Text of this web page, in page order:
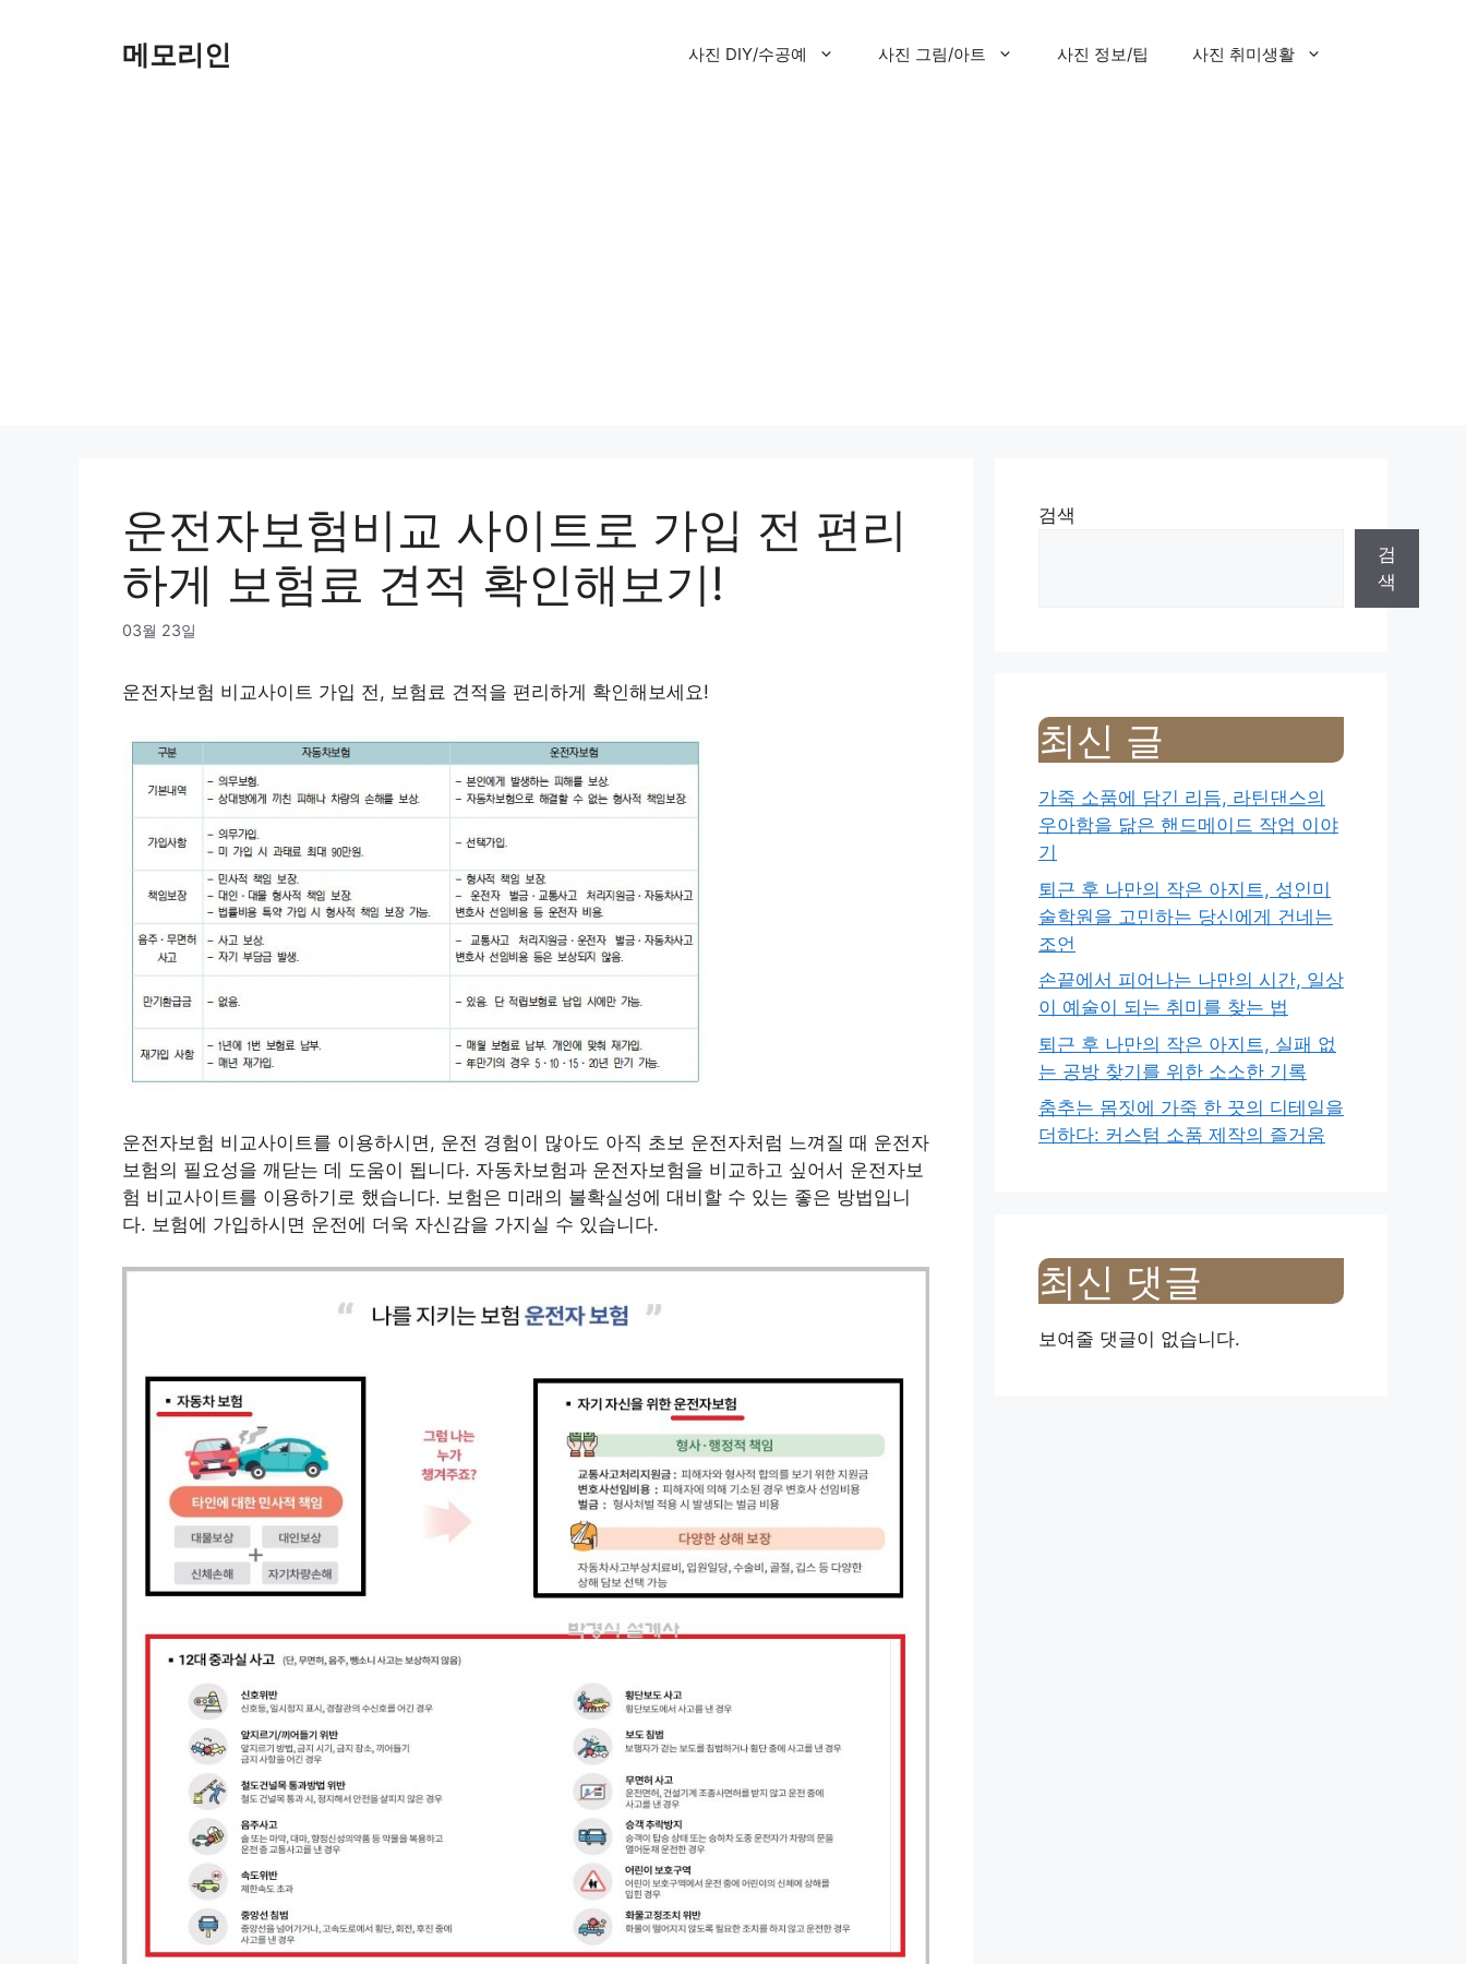
메모리인 사진 DIY/수공예 사진 그림/아트 사진 정보/팁 사진 취미생활
운전자보험비교 사이트로 가입 전 편리
하게 보험료 견적 확인해보기!
03월 23일
운전자보험 비교사이트 가입 전, 보험료 견적을 편리하게 확인해보세요!
운전자보험 비교사이트를 이용하시면, 운전 경험이 많아도 아직 초보 운전자처럼 느껴질 때 운전자
보험의 필요성을 깨닫는 데 도움이 됩니다. 자동차보험과 운전자보험을 비교하고 싶어서 운전자보
험 비교사이트를 이용하기로 했습니다. 보험은 미래의 불확실성에 대비할 수 있는 좋은 방법입니
다. 보험에 가입하시면 운전에 더욱 자신감을 가지실 수 있습니다.
검색
검
색
최신 글
가죽 소품에 담긴 리듬, 라틴댄스의
우아함을 닮은 핸드메이드 작업 이야
기
퇴근 후 나만의 작은 아지트, 성인미
술학원을 고민하는 당신에게 건네는
조언
손끝에서 피어나는 나만의 시간, 일상
이 예술이 되는 취미를 찾는 법
퇴근 후 나만의 작은 아지트, 실패 없
는 공방 찾기를 위한 소소한 기록
춤추는 몸짓에 가죽 한 끗의 디테일을
더하다: 커스텀 소품 제작의 즐거움
최신 댓글
보여줄 댓글이 없습니다.